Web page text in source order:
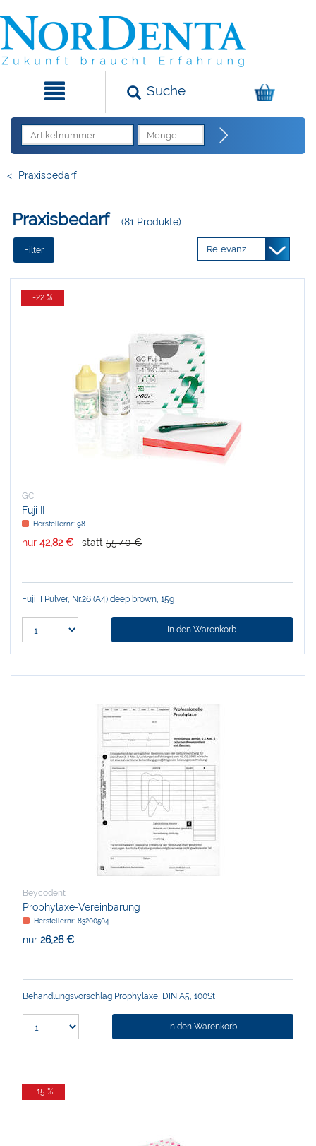
Suche
< Praxisbedarf
Praxisbedarf (81 Produkte)
Filter
-22 %
GC
Fuji II
Herstellernr: 98
nur 42,82 € statt 55,40 €
Fuji II Pulver, Nr.26 (A4) deep brown, 15g
In den Warenkorb
Beycodent
Prophylaxe-Vereinbarung
Herstellernr: 83200504
nur 26,26 €
Behandlungsvorschlag Prophylaxe, DIN A5, 100St
In den Warenkorb
-15 %